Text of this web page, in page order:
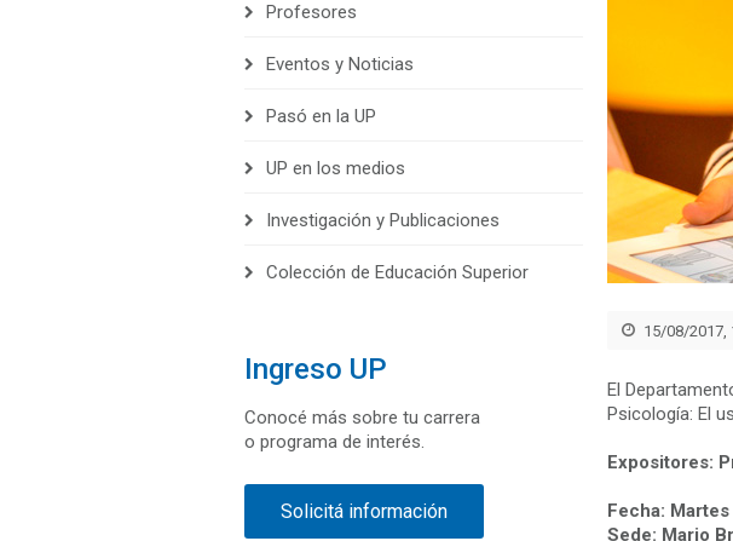
15/08/2017,
El
Psicología: El
Expositores:
Fecha:
Sede: Mario
Profesores
Eventos y Noticias
Pasó en la UP
UP en los medios
Investigación y Publicaciones
Colección de Educación Superior
Ingreso UP
Conocé más sobre tu carrera
o programa de interés.
Solicitá información